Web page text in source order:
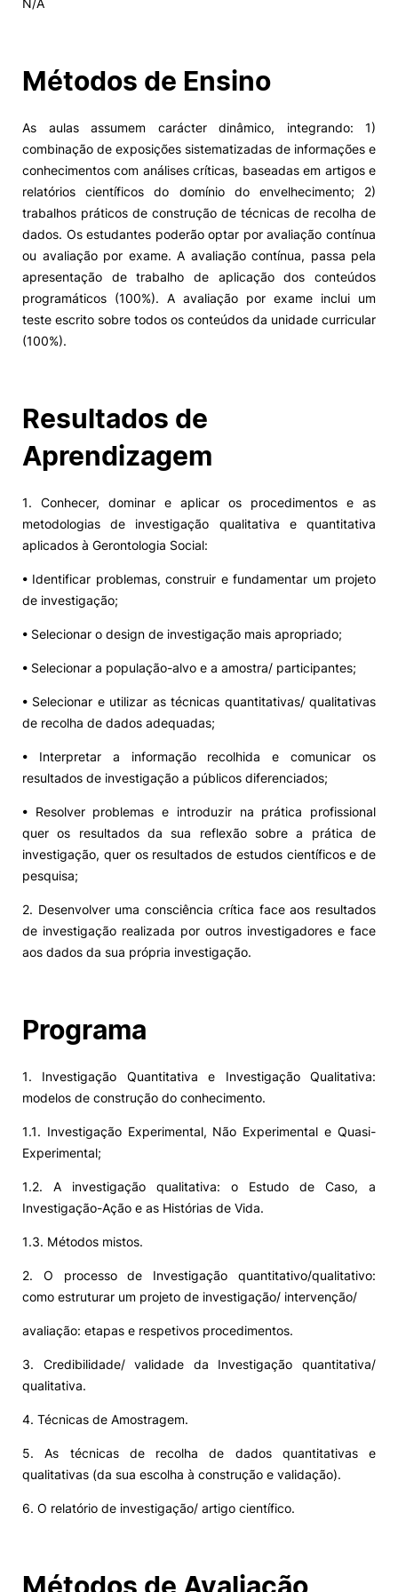
Projetos PRR
Magazine
Eventos
©2026 Instituto Politécnico de
N/A
Métodos de Ensino
As aulas assumem carácter dinâmico, integrando: 1)
combinação de exposições sistematizadas de informações e
conhecimentos com análises críticas, baseadas em artigos e
relatórios científicos do domínio do envelhecimento; 2)
trabalhos práticos de construção de técnicas de recolha de
dados. Os estudantes poderão optar por avaliação contínua
ou avaliação por exame. A avaliação contínua, passa pela
apresentação de trabalho de aplicação dos conteúdos
programáticos (100%). A avaliação por exame inclui um
teste escrito sobre todos os conteúdos da unidade curricular
(100%).
Resultados de
Aprendizagem
1. Conhecer, dominar e aplicar os procedimentos e as
metodologias de investigação qualitativa e quantitativa
aplicados à Gerontologia Social:
• Identificar problemas, construir e fundamentar um projeto
de investigação;
• Selecionar o design de investigação mais apropriado;
• Selecionar a população-alvo e a amostra/ participantes;
• Selecionar e utilizar as técnicas quantitativas/ qualitativas
de recolha de dados adequadas;
• Interpretar a informação recolhida e comunicar os
resultados de investigação a públicos diferenciados;
• Resolver problemas e introduzir na prática profissional
quer os resultados da sua reflexão sobre a prática de
investigação, quer os resultados de estudos científicos e de
pesquisa;
2. Desenvolver uma consciência crítica face aos resultados
de investigação realizada por outros investigadores e face
aos dados da sua própria investigação.
Programa
1. Investigação Quantitativa e Investigação Qualitativa:
modelos de construção do conhecimento.
1.1. Investigação Experimental, Não Experimental e Quasi-
Experimental;
1.2. A investigação qualitativa: o Estudo de Caso, a
Investigação-Ação e as Histórias de Vida.
1.3. Métodos mistos.
2. O processo de Investigação quantitativo/qualitativo:
como estruturar um projeto de investigação/ intervenção/
avaliação: etapas e respetivos procedimentos.
3. Credibilidade/ validade da Investigação quantitativa/
qualitativa.
4. Técnicas de Amostragem.
5. As técnicas de recolha de dados quantitativas e
qualitativas (da sua escolha à construção e validação).
6. O relatório de investigação/ artigo científico.